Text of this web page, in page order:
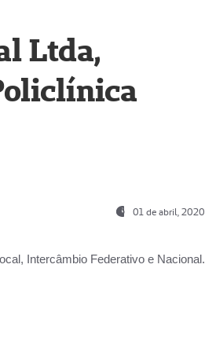
Ltda,
01 de abril, 2020
Intercâmbio Federativo e Nacional.